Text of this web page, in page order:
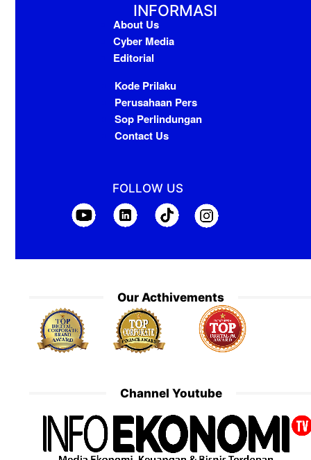
INFORMASI
About Us
Cyber Media
Editorial
Kode Prilaku
Perusahaan Pers
Sop Perlindungan
Contact Us
FOLLOW US
Our Acthivements
Channel Youtube